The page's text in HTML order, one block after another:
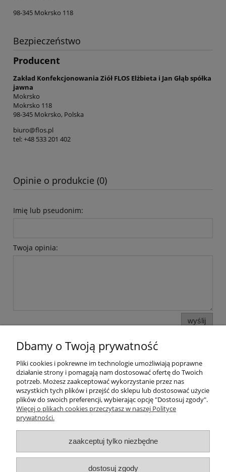
98-345 Mokrsko 118
Bezpieczeństwo
Producent
Zakład Konfekcjonowania Ziół FLOS Elżbieta i Jan Głąb spółka
jawna
Mokrsko
Mokrsko 118
98-345 Mokrsko, Polska
biuro@flos.pl
tel: +48 533 201 402
Opinie o produkcie (0)
Imię lub pseudonim:
Twoja opinia:
wyślij
Pomoc
Moje konto
Informacje
O nas
Dbamy o Twoją prywatność
Pliki cookies i pokrewne im technologie umożliwiają poprawne
działanie strony i pomagają nam dostosować ofertę do Twoich
potrzeb. Możesz zaakceptować wykorzystanie przez nas
wszystkich tych plików i przejść do sklepu lub dostosować użycie
plików do swoich preferencji, wybierając opcję "Dostosuj zgody".
Więcej o plikach cookies przeczytasz w naszej Polityce
prywatności.
zaakceptuj tylko niezbędne
dostosuj zgody